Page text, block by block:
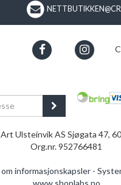
Ulsteinvik AS Sjøgata 47,
Org.nr. 952766481
informasjonskapsler -